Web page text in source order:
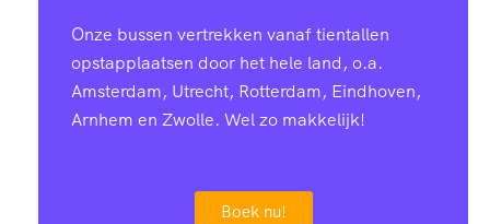
Onze bussen vertrekken vanaf tientallen
opstapplaatsen door het hele land, o.a.
Amsterdam, Utrecht, Rotterdam, Eindhoven,
Arnhem en Zwolle. Wel zo makkelijk!
Boek nu!